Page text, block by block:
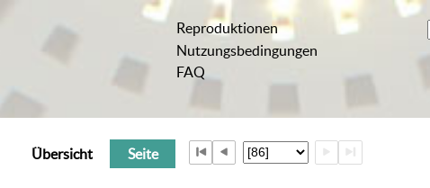
Reproduktionen
Nutzungsbedingungen
FAQ
Übersicht Seite